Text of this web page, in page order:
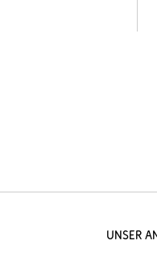
Unser